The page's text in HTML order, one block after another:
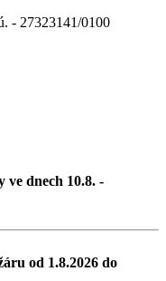
- 27323141/0100
ve dnech 10.8. -
od 1.8.2026 do